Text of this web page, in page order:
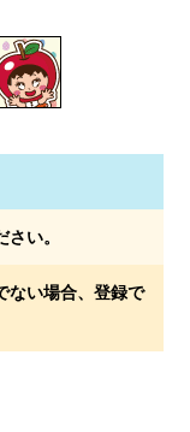
い。
ない場合、登録で